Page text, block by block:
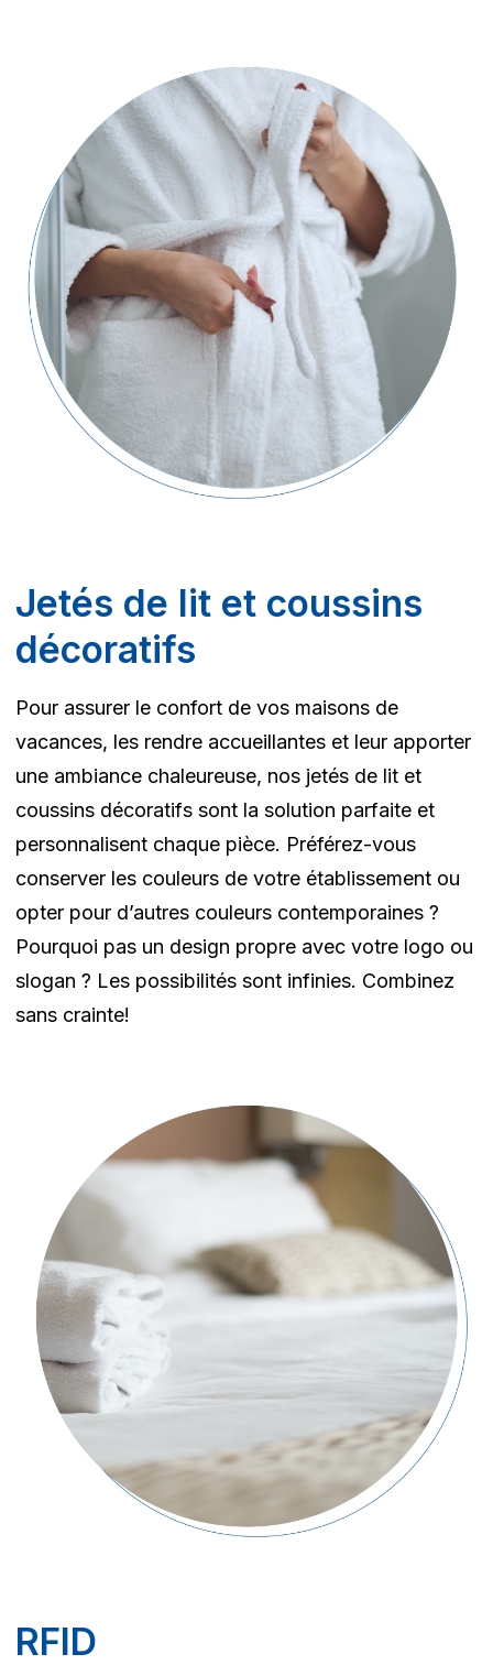
Jetés de lit et coussins
décoratifs
Pour assurer le confort de vos maisons de
vacances, les rendre accueillantes et leur apporter
une ambiance chaleureuse, nos jetés de lit et
coussins décoratifs sont la solution parfaite et
personnalisent chaque pièce. Préférez-vous
conserver les couleurs de votre établissement ou
opter pour d’autres couleurs contemporaines ?
Pourquoi pas un design propre avec votre logo ou
slogan ? Les possibilités sont infinies. Combinez
sans crainte!
RFID